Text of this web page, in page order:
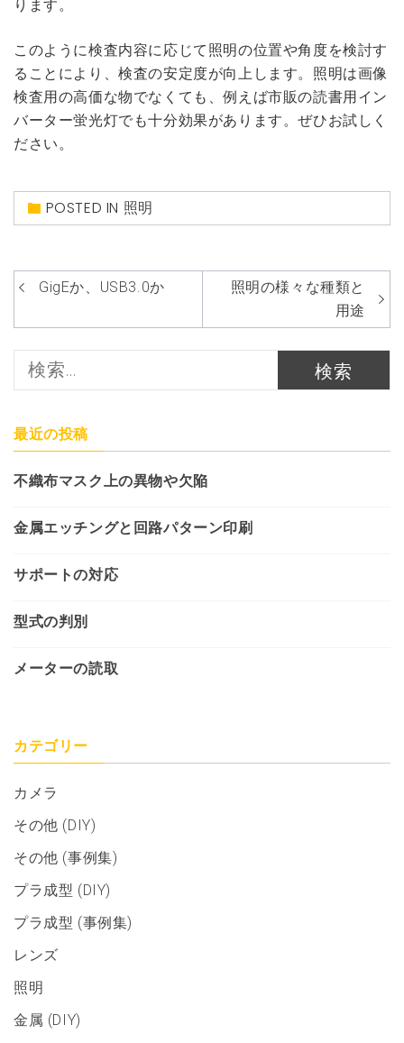
ります。
このように検査内容に応じて照明の位置や角度を検討す
ることにより、検査の安定度が向上します。照明は画像
検査用の高価な物でなくても、例えば市販の読書用イン
バーター蛍光灯でも十分効果があります。ぜひお試しく
ださい。
POSTED IN 照明
投
ナ
ビ
ー
シ
ョ
ン
GigEか、USB3.0か
照明の様々な種類と
用途
索:
最近の投稿
不織布マスク上の異物や欠陥
金属エッチングと回路パターン印刷
サポートの対応
型式の判別
メーターの読取
カテゴリー
カメラ
その他 (DIY)
その他 (事例集)
プラ成型 (DIY)
プラ成型 (事例集)
レンズ
照明
金属 (DIY)